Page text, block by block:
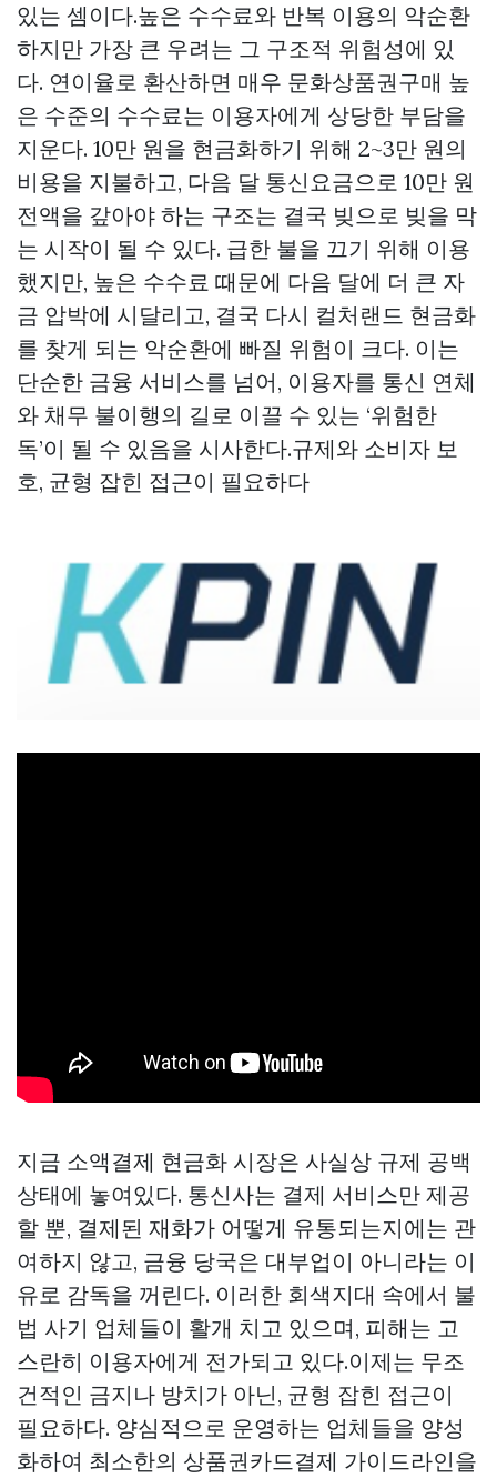
있는 셈이다.높은 수수료와 반복 이용의 악순환
하지만 가장 큰 우려는 그 구조적 위험성에 있
다. 연이율로 환산하면 매우 문화상품권구매 높
은 수준의 수수료는 이용자에게 상당한 부담을
지운다. 10만 원을 현금화하기 위해 2~3만 원의
비용을 지불하고, 다음 달 통신요금으로 10만 원
전액을 갚아야 하는 구조는 결국 빚으로 빚을 막
는 시작이 될 수 있다. 급한 불을 끄기 위해 이용
했지만, 높은 수수료 때문에 다음 달에 더 큰 자
금 압박에 시달리고, 결국 다시 컬처랜드 현금화
를 찾게 되는 악순환에 빠질 위험이 크다. 이는
단순한 금융 서비스를 넘어, 이용자를 통신 연체
와 채무 불이행의 길로 이끌 수 있는 ‘위험한
독’이 될 수 있음을 시사한다.규제와 소비자 보
호, 균형 잡힌 접근이 필요하다
지금 소액결제 현금화 시장은 사실상 규제 공백
상태에 놓여있다. 통신사는 결제 서비스만 제공
할 뿐, 결제된 재화가 어떻게 유통되는지에는 관
여하지 않고, 금융 당국은 대부업이 아니라는 이
유로 감독을 꺼린다. 이러한 회색지대 속에서 불
법 사기 업체들이 활개 치고 있으며, 피해는 고
스란히 이용자에게 전가되고 있다.이제는 무조
건적인 금지나 방치가 아닌, 균형 잡힌 접근이
필요하다. 양심적으로 운영하는 업체들을 양성
화하여 최소한의 상품권카드결제 가이드라인을